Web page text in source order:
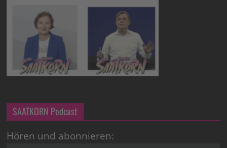
SAATKORN Podcast
Hören und abonnieren: